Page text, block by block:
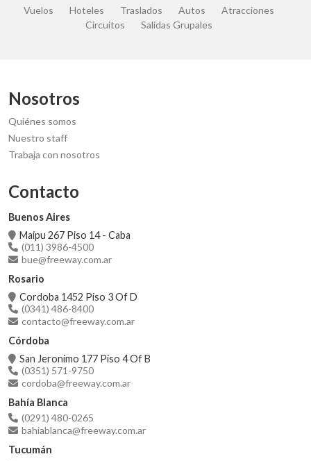
Vuelos Hoteles Traslados Autos
Atracciones
Circuitos
Salidas Grupales
Nosotros
Quiénes somos
Nuestro staff
Trabaja con nosotros
Contacto
Buenos Aires
Maipu 267 Piso 14 - Caba
(011) 3986-4500
bue@freeway.com.ar
Rosario
Cordoba 1452 Piso 3 Of D
(0341) 486-8400
contacto@freeway.com.ar
Córdoba
San Jeronimo 177 Piso 4 Of B
(0351) 571-9750
cordoba@freeway.com.ar
Bahía Blanca
(0291) 480-0265
bahiablanca@freeway.com.ar
Tucumán